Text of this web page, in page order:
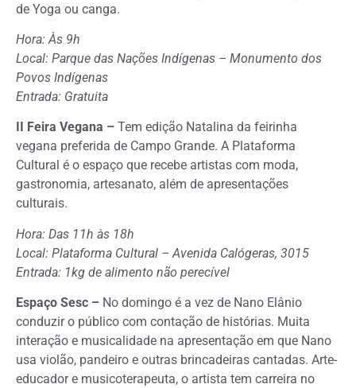
de Yoga ou canga.
Hora: Às 9h
Local: Parque das Nações Indígenas – Monumento dos
Povos Indígenas
Entrada: Gratuita
II Feira Vegana – Tem edição Natalina da feirinha
vegana preferida de Campo Grande. A Plataforma
Cultural é o espaço que recebe artistas com moda,
gastronomia, artesanato, além de apresentações
culturais.
Hora: Das 11h às 18h
Local: Plataforma Cultural – Avenida Calógeras, 3015
Entrada: 1kg de alimento não perecível
Espaço Sesc – No domingo é a vez de Nano Elânio
conduzir o público com contação de histórias. Muita
interação e musicalidade na apresentação em que Nano
usa violão, pandeiro e outras brincadeiras cantadas. Arte-
educador e musicoterapeuta, o artista tem carreira no